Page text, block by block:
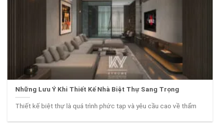
Những Lưu Ý Khi Thiết Kế Nhà Biệt Thự Sang Trọng
Thiết kế biệt thự là quá trình phức tạp và yêu cầu cao về thẩm